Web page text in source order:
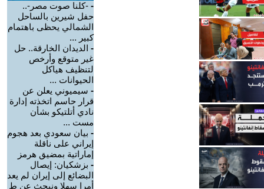
- -كلنا صوت مصر-..
حفل شيرين بالساحل
الشمالي يحظى باهتمام
كبير ...
- الديدان الخارقة.. حل
غير متوقع وأرخص
لتنظيف هياكل
الحيوانات ...
- سيميوني يعلن عن
قرار حاسم اتخذته إدارة
نادي أتلتيكو بشأن
مست ...
- بيان سعودي بعد هجوم
إيراني على ناقلة
إماراتية بمضيق هرمز
- بزشكيان: إيصال
البضائع إلى إيران لم يعد
أمرا سهلا ونبحث عن ط